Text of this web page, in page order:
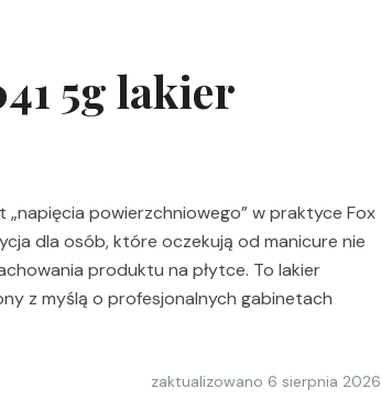
5g lakier
powierzchniowego” w praktyce Fox
dla osób, które oczekują od manicure nie
produktu na płytce. To lakier
z myślą o profesjonalnych gabinetach
zaktualizowano 6 sierpnia 2026